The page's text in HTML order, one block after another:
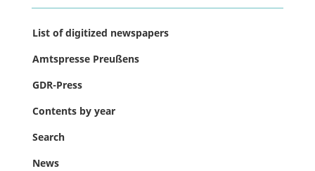
List of digitized newspapers
Amtspresse Preußens
GDR-Press
Contents by year
Search
News